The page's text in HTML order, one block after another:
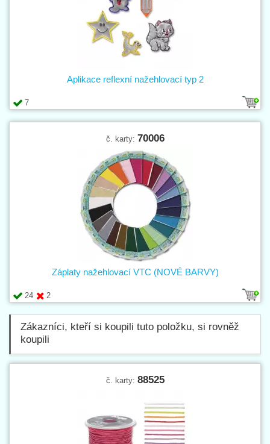
7
Aplikace reflexní nažehlovací typ 2
č. karty: 70006
24 2
Záplaty nažehlovací VTC (NOVÉ BARVY)
Zákazníci, kteří si koupili tuto položku, si rovněž
koupili
č. karty: 88525